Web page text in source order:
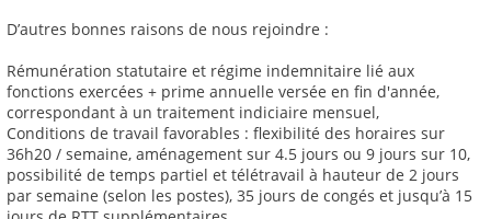
D’autres bonnes raisons de nous rejoindre :
Rémunération statutaire et régime indemnitaire lié aux
fonctions exercées + prime annuelle versée en fin d'année,
correspondant à un traitement indiciaire mensuel,
Conditions de travail favorables : flexibilité des horaires sur
36h20 / semaine, aménagement sur 4.5 jours ou 9 jours sur 10,
possibilité de temps partiel et télétravail à hauteur de 2 jours
par semaine (selon les postes), 35 jours de congés et jusqu’à 15